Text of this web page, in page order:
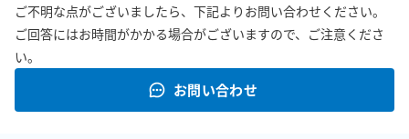
ご不明な点がございましたら、下記よりお問い合わせください。
ご回答にはお時間がかかる場合がございますので、ご注意くださ
い。
お問い合わせ